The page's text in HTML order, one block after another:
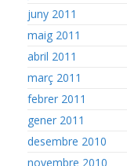
juny 2011
maig 2011
abril 2011
març 2011
febrer 2011
gener 2011
desembre 2010
novembre 2010